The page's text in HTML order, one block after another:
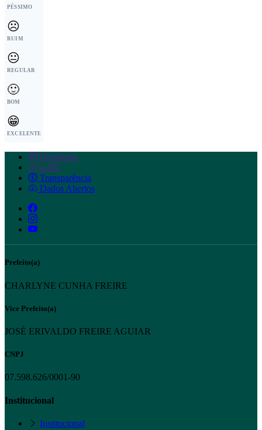
PÉSSIMO
☹️
RUIM
😐
REGULAR
🙂
BOM
😁
EXCELENTE
Ouvidoria
e-SIC
Transparência
Dados Abertos
Prefeito(a)
CHARLYNE CUNHA FREIRE
Vice Prefeito(a)
JOSÉ ERIVALDO FREIRE AGUIAR
CNPJ
07.598.626/0001-90
Institucional
Institucional